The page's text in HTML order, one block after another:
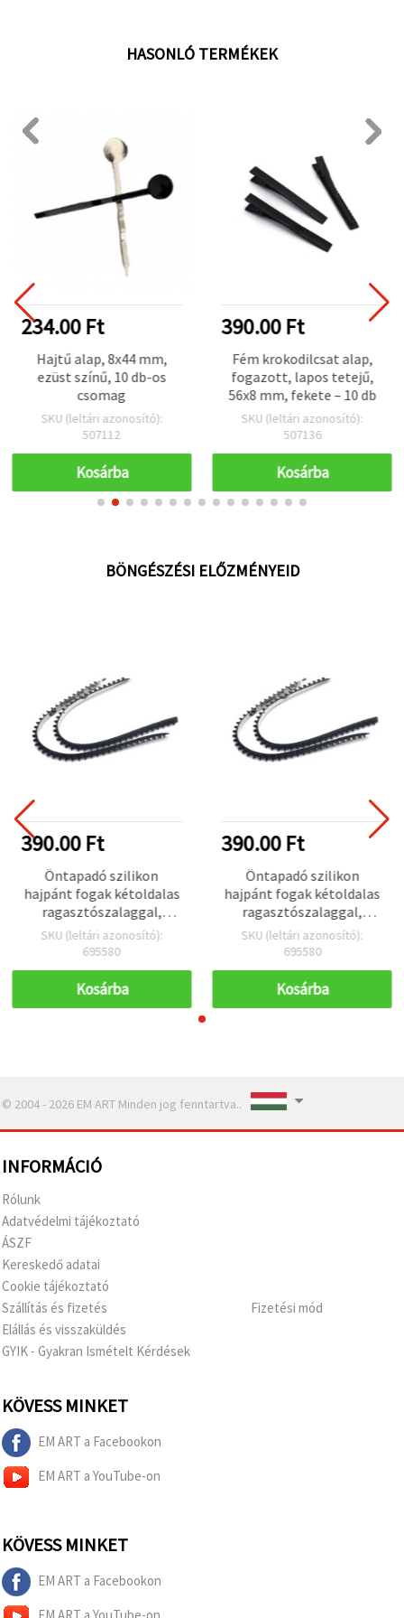
HASONLÓ TERMÉKEK
234.00 Ft
Hajtű alap, 8x44 mm,
ezüst színű, 10 db-os
csomag
SKU (leltári azonosító):
507112
Kosárba
390.00 Ft
Fém krokodilcsat alap,
fogazott, lapos tetejű,
56x8 mm, fekete – 10 db
SKU (leltári azonosító):
507136
Kosárba
BÖNGÉSZÉSI ELŐZMÉNYEID
390.00 Ft
Öntapadó szilikon
hajpánt fogak kétoldalas
ragasztószalaggal,
5x17,5x3 mm, fekete – 2
db
SKU (leltári azonosító):
695580
Kosárba
390.00 Ft
Öntapadó szilikon
hajpánt fogak kétoldalas
ragasztószalaggal,
5x17,5x3 mm, fekete – 2
db
SKU (leltári azonosító):
695580
Kosárba
© 2004 - 2026 EM ART Minden jog fenntartva..
INFORMÁCIÓ
Rólunk
Adatvédelmi tájékoztató
ÁSZF
Kereskedő adatai
Cookie tájékoztató
Szállítás és fizetés
Elállás és visszaküldés
GYIK - Gyakran Ismételt Kérdések
Fizetési mód
KÖVESS MINKET
EM ART a Facebookon
EM ART a YouTube-on
KÖVESS MINKET
EM ART a Facebookon
EM ART a YouTube-on